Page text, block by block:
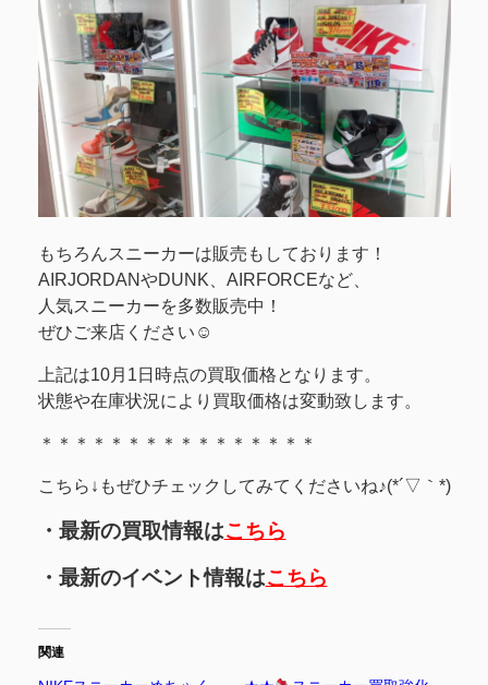
もちろんスニーカーは販売もしております！
AIRJORDANやDUNK、AIRFORCEなど、
人気スニーカーを多数販売中！
ぜひご来店ください☺
上記は10月1日時点の買取価格となります。
状態や在庫状況により買取価格は変動致します。
＊＊＊＊＊＊＊＊＊＊＊＊＊＊＊＊
こちら↓もぜひチェックしてみてくださいね♪(*´▽｀*)
・最新の買取情報はこちら
・最新のイベント情報はこちら
関連